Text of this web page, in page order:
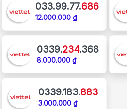
033.99.77.686
12.000.000 ₫
0339.234.368
8.000.000 ₫
0339.183.883
3.000.000 ₫